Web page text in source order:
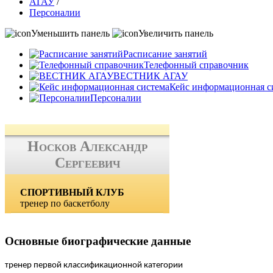
Персоналии
Уменьшить панель
Увеличить панель
Расписание занятий
Телефонный справочник
ВЕСТНИК АГАУ
Кейс информационная
Персоналии
Носков Александр
Сергеевич
СПОРТИВНЫЙ КЛУБ
тренер по баскетболу
Основные биографические данные
тренер первой классификационной категории